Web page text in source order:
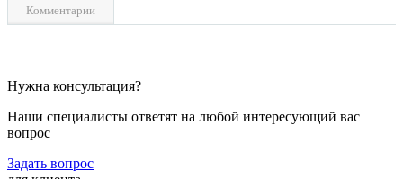
Комментарии
Нужна консультация?
Наши специалисты ответят на любой интересующий вас
вопрос
Задать вопрос